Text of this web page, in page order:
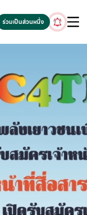
ร่วมเป็นส่วนหนึ่ง